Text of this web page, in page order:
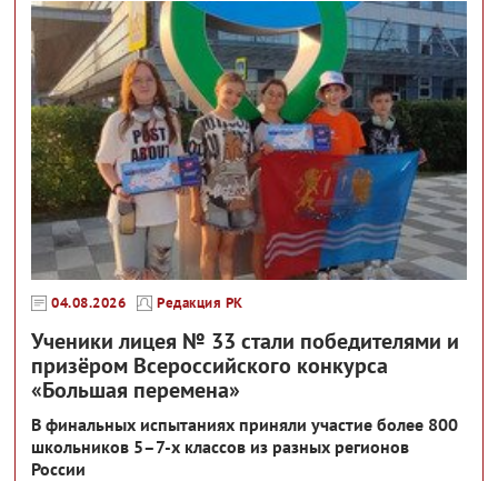
04.08.2026 Редакция РК
Ученики лицея № 33 стали победителями и
призёром Всероссийского конкурса
«Большая перемена»
В финальных испытаниях приняли участие более 800
школьников 5–7-х классов из разных регионов
России